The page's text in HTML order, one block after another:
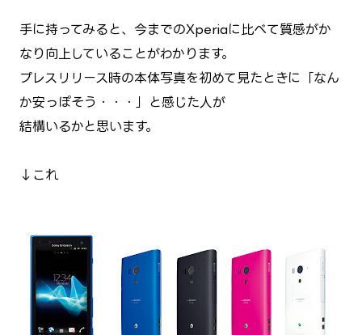
手に持ってみると、今までのXperiaに比べて質感がか
なり向上していることがわかります。
プレスリリース時の本体写真を初めて見たときに「なん
か安っぽそう・・・」と感じた人が
結構いるかと思います。
↓これ